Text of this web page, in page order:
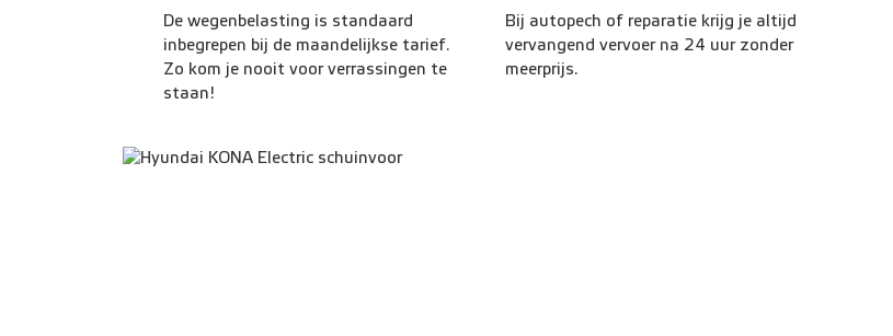
De wegenbelasting is standaard
inbegrepen bij de maandelijkse tarief.
Zo kom je nooit voor verrassingen te
staan!
Bij autopech of reparatie krijg je altijd
vervangend vervoer na 24 uur zonder
meerprijs.